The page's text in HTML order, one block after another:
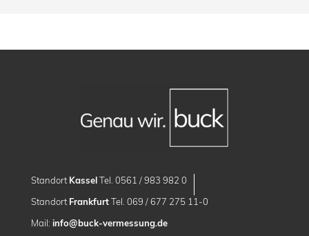
Standort KasselTel. 0561 / 983 982 0
Standort FrankfurtTel. 069 / 677 275 11-0
Mail: info@buck-vermessung.de